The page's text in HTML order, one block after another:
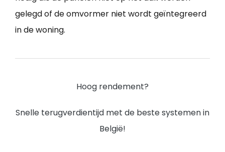
gelegd of de omvormer niet wordt geïntegreerd
in de woning.
Hoog rendement?
Snelle terugverdientijd met de beste systemen in
België!